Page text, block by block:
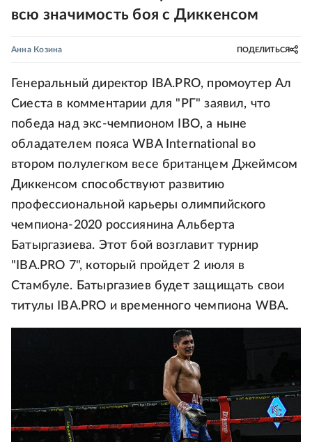
всю значимость боя с Диккенсом
Анна Козина ПОДЕЛИТЬСЯ
Генеральный директор IBA.PRO, промоутер Ал
Сиеста в комментарии для "РГ" заявил, что
победа над экс-чемпионом IBO, а ныне
обладателем пояса WBA International во
втором полулегком весе британцем Джеймсом
Диккенсом способствуют развитию
профессиональной карьеры олимпийского
чемпиона-2020 россиянина Альберта
Батыргазиева. Этот бой возглавит турнир
"IBA.PRO 7", который пройдет 2 июля в
Стамбуле. Батыргазиев будет защищать свои
титулы IBA.PRO и временного чемпиона WBА.